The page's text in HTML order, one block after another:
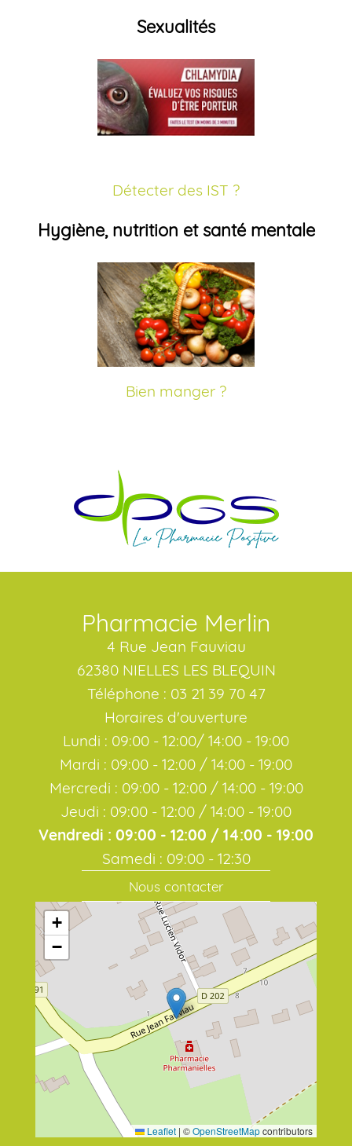
Sexualités
Détecter des IST ?
Hygiène, nutrition et santé mentale
Bien manger ?
+
−
Leaflet | ©OpenStreetMapcontributors
Pharmacie Merlin
4 Rue Jean Fauviau
62380 NIELLES LES BLEQUIN
Téléphone : 03 21 39 70 47
Horaires d'ouverture
Lundi : 09:00 - 12:00/ 14:00 - 19:00
Mardi : 09:00 - 12:00 / 14:00 - 19:00
Mercredi : 09:00 - 12:00 / 14:00 - 19:00
Jeudi : 09:00 - 12:00 / 14:00 - 19:00
Vendredi : 09:00 - 12:00 / 14:00 - 19:00
Samedi : 09:00 - 12:30
Nous contacter